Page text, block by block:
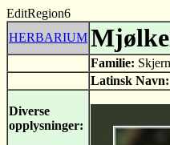
EditRegion6
HERBARIUM
Familie:
Latinsk Navn:
Diverse
opplysninger: